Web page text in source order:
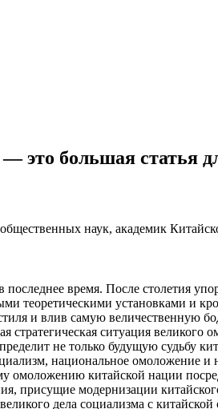
это большая статья
наук, академик
последнее время. После столетия
теоретическими установками и
и влив самую
ситуация
не только будущую судьбу
национальное омоложение
омоложению китайской нации
присущие модернизации
дела социализма с